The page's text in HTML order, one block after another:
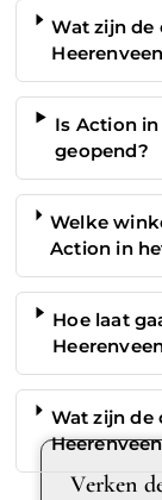
Wat zijn
Is Action
geopend?
Welke
Action in
Hoe laat
Wat zijn de
Verken